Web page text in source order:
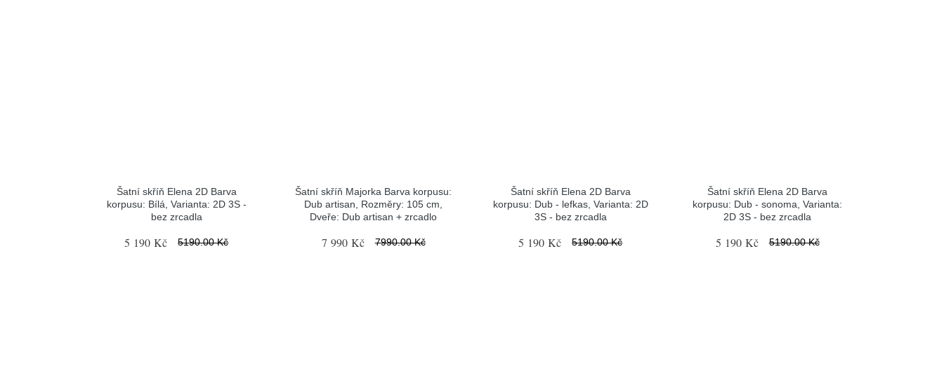
Šatní skříň Elena 2D Barva
korpusu: Bílá, Varianta: 2D 3S -
bez zrcadla
5 190 Kč 5190.00 Kč
Šatní skříň Majorka Barva korpusu:
Dub artisan, Rozměry: 105 cm,
Dveře: Dub artisan + zrcadlo
7 990 Kč 7990.00 Kč
Šatní skříň Elena 2D Barva
korpusu: Dub - lefkas, Varianta: 2D
3S - bez zrcadla
5 190 Kč 5190.00 Kč
Šatní skříň Elena 2D Barva
korpusu: Dub - sonoma, Varianta:
2D 3S - bez zrcadla
5 190 Kč 5190.00 Kč